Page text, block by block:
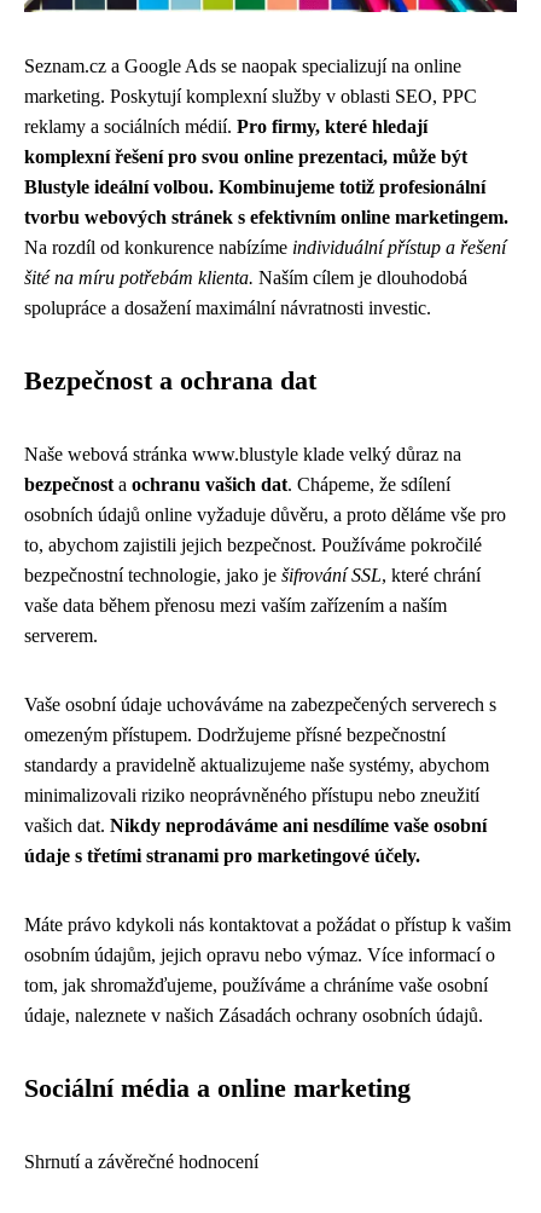
Seznam.cz a Google Ads se naopak specializují na online
marketing. Poskytují komplexní služby v oblasti SEO, PPC
reklamy a sociálních médií. Pro firmy, které hledají
komplexní řešení pro svou online prezentaci, může být
Blustyle ideální volbou. Kombinujeme totiž profesionální
tvorbu webových stránek s efektivním online marketingem.
Na rozdíl od konkurence nabízíme individuální přístup a řešení
šité na míru potřebám klienta. Naším cílem je dlouhodobá
spolupráce a dosažení maximální návratnosti investic.
Bezpečnost a ochrana dat
Naše webová stránka www.blustyle klade velký důraz na
bezpečnost a ochranu vašich dat. Chápeme, že sdílení
osobních údajů online vyžaduje důvěru, a proto děláme vše pro
to, abychom zajistili jejich bezpečnost. Používáme pokročilé
bezpečnostní technologie, jako je šifrování SSL, které chrání
vaše data během přenosu mezi vaším zařízením a naším
serverem.
Vaše osobní údaje uchováváme na zabezpečených serverech s
omezeným přístupem. Dodržujeme přísné bezpečnostní
standardy a pravidelně aktualizujeme naše systémy, abychom
minimalizovali riziko neoprávněného přístupu nebo zneužití
vašich dat. Nikdy neprodáváme ani nesdílíme vaše osobní
údaje s třetími stranami pro marketingové účely.
Máte právo kdykoli nás kontaktovat a požádat o přístup k vašim
osobním údajům, jejich opravu nebo výmaz. Více informací o
tom, jak shromažďujeme, používáme a chráníme vaše osobní
údaje, naleznete v našich Zásadách ochrany osobních údajů.
Sociální média a online marketing
Shrnutí a závěrečné hodnocení